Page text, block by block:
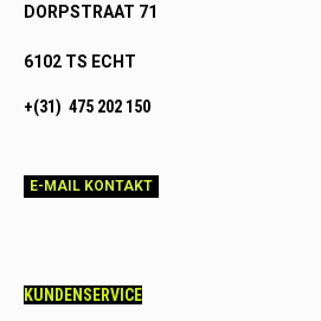
DORPSTRAAT 71
6102 TS ECHT
+(31) 475 202 150
E-MAIL KONTAKT
KUNDENSERVICE